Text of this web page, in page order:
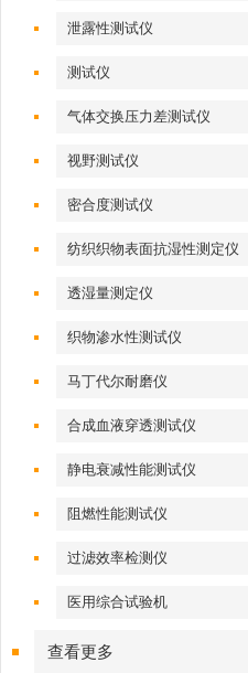
泄露性测试仪
测试仪
气体交换压力差测试仪
视野测试仪
密合度测试仪
纺织织物表面抗湿性测定仪
透湿量测定仪
织物渗水性测试仪
马丁代尔耐磨仪
合成血液穿透测试仪
静电衰减性能测试仪
阻燃性能测试仪
过滤效率检测仪
医用综合试验机
查看更多